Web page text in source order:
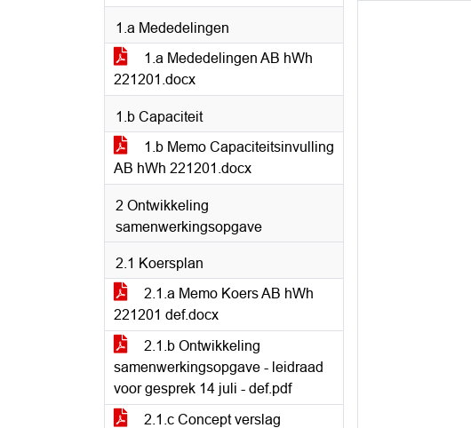
1.a Mededelingen
1.a Mededelingen AB hWh
221201.docx
1.b Capaciteit
1.b Memo Capaciteitsinvulling
AB hWh 221201.docx
2 Ontwikkeling
samenwerkingsopgave
2.1 Koersplan
2.1.a Memo Koers AB hWh
221201 def.docx
2.1.b Ontwikkeling
samenwerkingsopgave - leidraad
voor gesprek 14 juli - def.pdf
2.1.c Concept verslag